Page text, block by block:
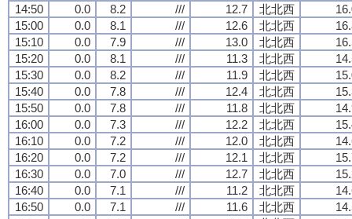
14:50 0.0 8.2 /// 12.7 北北西
15:00
0.0 8.1 /// 12.6 北北西
15:10
0.0 7.9 /// 13.0 北北西
15:20
0.0 8.1 /// 11.3 北北西
15:30
0.0 8.2 /// 11.9 北北西
15:40
0.0 7.8 /// 12.4 北北西
15:50
0.0 7.8 /// 11.8 北北西
16:00
0.0 7.3 /// 12.2 北北西
16:10
0.0 7.2 /// 12.0 北北西
16:20
0.0 7.2 /// 12.1 北北西
16:30
0.0 7.0 /// 12.7 北北西
16:40
0.0 7.1 /// 11.2 北北西
16:50
0.0 7.1 /// 11.6 北北西